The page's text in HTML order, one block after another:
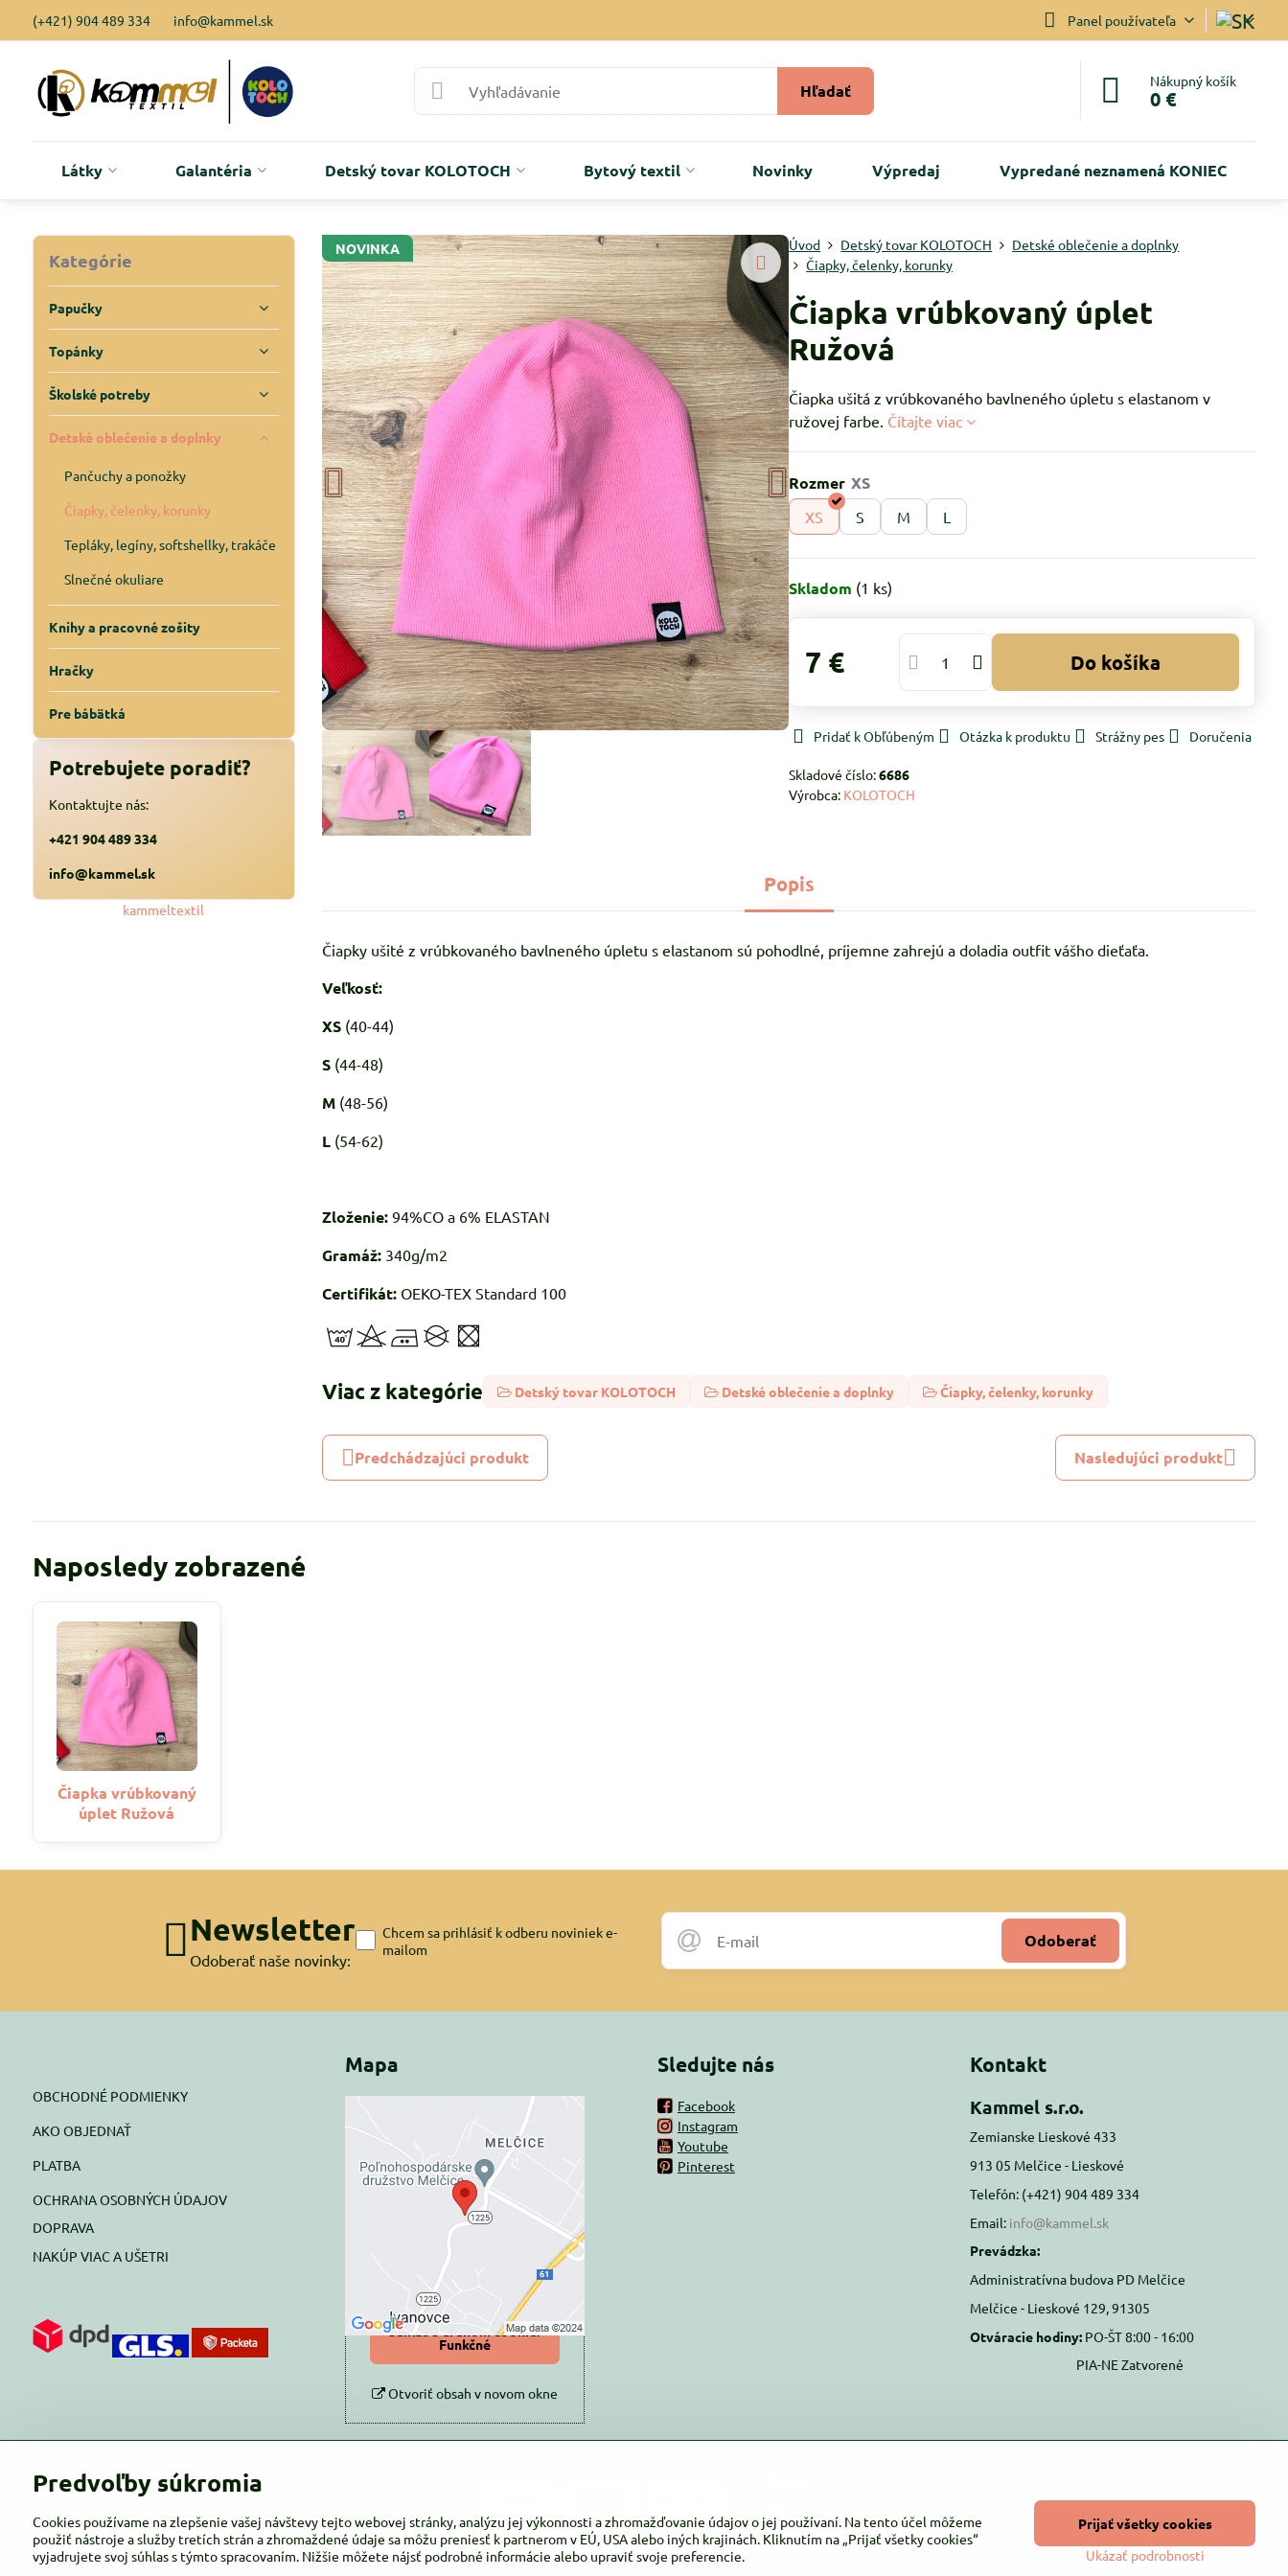
(+421) 904 489 334 info@kammel.sk Panel používateľa
Hľadať Nákupný košík
0 €
Látky Galantéria Detský tovar KOLOTOCH Bytový textil Novinky Výpredaj Vypredané neznamená KONIEC
NOVINKA Úvod Detský tovar KOLOTOCH
Detské oblečenie a doplnky
Čiapky, čelenky, korunky
Čiapka vrúbkovaný úplet
Ružová
Čiapka ušitá z vrúbkovaného bavlneného úpletu s elastanom v
ružovej farbe. Čítajte viac
Rozmer
XS S M L
Skladom (1 ks)
7 € Do košíka
Pridať k Obľúbeným Otázka k produktu Strážny pes Doručenia
Skladové číslo:6686
Výrobca: KOLOTOCH
Popis
Čiapky ušité z vrúbkovaného bavlneného úpletu s elastanom sú pohodlné, príjemne zahrejú a doladia outfit vášho dieťaťa.
Veľkosť:
XS (40-44)
S (44-48)
M (48-56)
L (54-62)
Zloženie: 94%CO a 6% ELASTAN
Gramáž: 340g/m2
Certifikát: OEKO-TEX Standard 100
Viac z kategórie Detský tovar KOLOTOCH Detské oblečenie a doplnky Čiapky, čelenky, korunky
Predchádzajúci produkt Nasledujúci produkt
Kategórie
Papučky
Topánky
Školské potreby
Detské oblečenie a doplnky
Pančuchy a ponožky
Čiapky, čelenky, korunky
Tepláky, legíny, softshellky, trakáče
Slnečné okuliare
Knihy a pracovné zošity
Hračky
Pre bábätká
Potrebujete poradiť?
Kontaktujte nás:
+421 904 489 334
info@kammel.sk
kammeltextil
Naposledy zobrazené
Čiapka vrúbkovaný
úplet Ružová
Newsletter
Odoberať naše novinky:
Odoberať
Chcem sa prihlásiť k odberu noviniek e-
mailom
OBCHODNÉ PODMIENKY
AKO OBJEDNAŤ
PLATBA
OCHRANA OSOBNÝCH ÚDAJOV
DOPRAVA
NAKÚP VIAC A UŠETRI
Mapa
Externý obsah je
blokovaný Voľbami
súkromia
Prajete si načítať externý obsah?
Povoliť tentokrát
Povoliť a zapamätať -
súhlas s druhom cookie:
Funkčné
Otvoriť obsah v novom okne
Sledujte nás
Facebook
Instagram
Youtube
Pinterest
Kontakt
Kammel s.r.o.
Zemianske Lieskové 433
913 05 Melčice - Lieskové
Telefón: (+421) 904 489 334
Email: info@kammel.sk
Prevádzka:
Administratívna budova PD Melčice
Melčice - Lieskové 129, 91305
Otváracie hodiny: PO-ŠT 8:00 - 16:00
PIA-NE Zatvorené
Predvoľby súkromia
Cookies používame na zlepšenie vašej návštevy tejto webovej stránky, analýzu jej výkonnosti a zhromažďovanie údajov o jej používaní. Na tento účel môžeme
použiť nástroje a služby tretích strán a zhromaždené údaje sa môžu preniesť k partnerom v EÚ, USA alebo iných krajinách. Kliknutím na „Prijať všetky cookies“
vyjadrujete svoj súhlas s týmto spracovaním. Nižšie môžete nájsť podrobné informácie alebo upraviť svoje preferencie.
Ukázať podrobnosti
Prijať všetky cookies